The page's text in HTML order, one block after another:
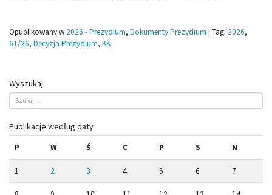
Opublikowany w 2026 - Prezydium, Dokumenty Prezydium | Tagi 2026,
61/26, Decyzja Prezydium, KK
Wyszukaj
Publikacje według daty
P W Ś C P S N
1 2 3 4 5 6 7